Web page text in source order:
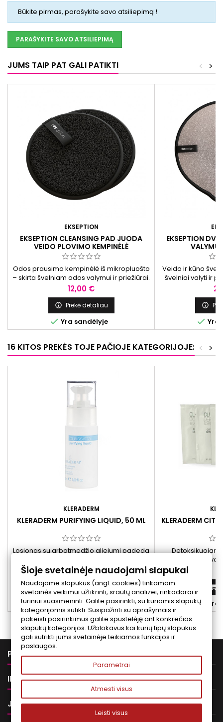
Būkite pirmas, parašykite savo atsiliepimą !
PARAŠYKITE SAVO ATSILIEPIMĄ
JUMS TAIP PAT GALI PATIKTI >
<
EKSEPTION
EKSEPTION CLEANSING PAD JUODA
VEIDO PLOVIMO KEMPINĖLĖ
Odos prausimo kempinėlė iš mikropluošto
– skirta švelniam odos valymui ir priežiūrai.
Minkšti mikropluošto plaušeliai padeda
pašalinti makiažo likučius ir išvalyti poras.
Tinkama net storam makiažo sluoksniui,
įskaitant blakstienų tušą ir lūpų dažus.
Kempinėlė netoksiška ir daugkartinio
naudojimo.
Kaina
12,00 €
 Prekė detaliau
 Yra sandėlyje
EKSEPTION
VALYMUI
Veido ir kūno
švelniai valyti ir
pašalinti negyvas
daugkartinio

 Yra
16 KITOS PREKĖS TOJE PAČIOJE KATEGORIJOJE: >
<
KLERADERM
KLERADERM PURIFYING LIQUID, 50 ML
Losjonas su arbatmedžio aliejumi padeda
blizgesį. Tinka riebios ir į spuogus linkusios
odos priežiūrai.
Kaina
22,00 €
 Į krepšelį
Yra sandėlyje
KLERADERM
pašalinti
švarą. Sudėtis
palaikančiais


PREKĖS 
INFORMACIJA 
JŪSŲ PASKYRA 
Šioje svetainėje naudojami slapukai
Naudojame slapukus (angl. cookies) tinkamam
svetainės veikimui užtikrinti, srautų analizei, rinkodarai ir
turiniui suasmeninti. Galite pasirinkti, su kuriomis slapukų
kategorijomis sutikti. Susipažinti su aprašymais ir
pakeisti pasirinkimus galite spustelėję ant konkrečios
slapukų kategorijos. Užblokavus kai kurių tipų slapukus
gali sutrikti jums svetainėje teikiamos funkcijos ir
paslaugos.
Parametrai
Atmesti visus
Leisti visus